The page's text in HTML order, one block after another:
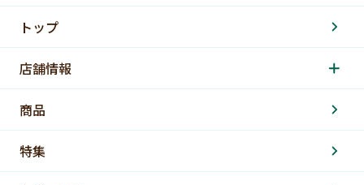
トップ
店舗情報
商品
特集